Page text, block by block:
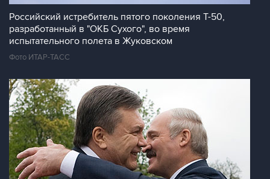
Российский истребитель пятого поколения Т-50,
разработанный в "ОКБ Сухого", во время
испытательного полета в Жуковском
Фото ИТАР-ТАСС